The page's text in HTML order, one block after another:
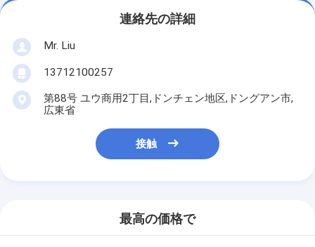
連絡先の詳細
Mr. Liu
13712100257
第88号 ユウ商用2丁目,ドンチェン地区,ドングアン市,
広東省
接触
最高の価格で